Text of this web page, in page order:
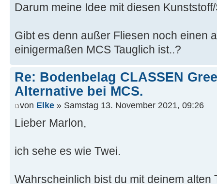
Darum meine Idee mit diesen
Gibt es denn außer Fliesen noch einen
einigermaßen MCS Tauglich ist..?
Re: Bodenbelag CLASSEN
Alternative bei MCS.
von Elke » Samstag 13. November 2021, 09:26
Lieber Marlon,
ich sehe es wie Twei.
Wahrscheinlich bist du mit deinem alten